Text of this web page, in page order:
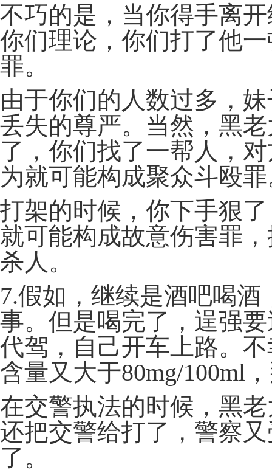
不巧的是，当你得手离
你们理论，你们打了他
罪。
由于你们的人数过多，
丢失的尊严。当然，黑
了，你们找了一帮人，
为就可能构成聚众斗殴
打架的时候，你下手狠
就可能构成故意伤害罪
杀人。
7.假如，继续是酒吧喝
事。但是喝完了，逞强
代驾，自己开车上路。
含量又大于80mg/100ml
在交警执法的时候，黑
还把交警给打了，警察
了。